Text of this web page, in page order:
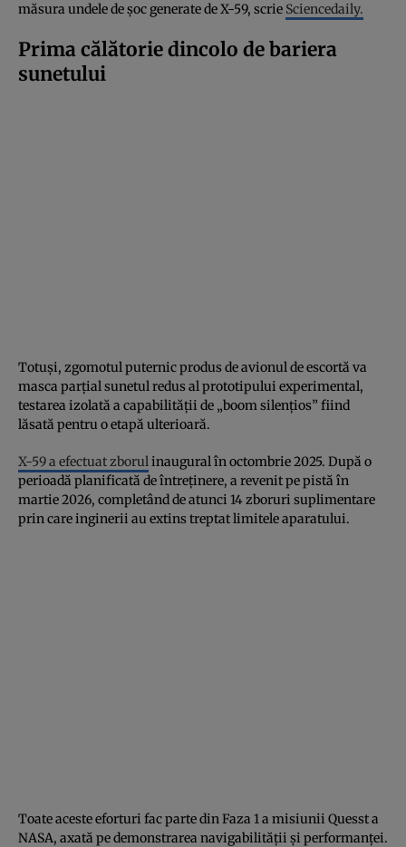
măsura undele de șoc generate de X-59, scrie Sciencedaily.
Prima călătorie dincolo de bariera
sunetului
Totuși, zgomotul puternic produs de avionul de escortă va
masca parțial sunetul redus al prototipului experimental,
testarea izolată a capabilității de „boom silențios” fiind
lăsată pentru o etapă ulterioară.
X-59 a efectuat zborulinaugural în octombrie 2025. După o
perioadă planificată de întreținere, a revenit pe pistă în
martie 2026, completând de atunci 14 zboruri suplimentare
prin care inginerii au extins treptat limitele aparatului.
Toate aceste eforturi fac parte din Faza 1 a misiunii Quesst a
NASA, axată pe demonstrarea navigabilității și performanței.